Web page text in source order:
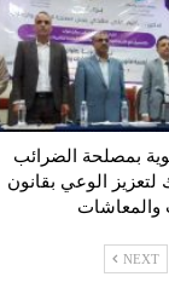
بمصلحة الضرائب
لتعزيز الوعي بقانون
والمعاشات
NEXT